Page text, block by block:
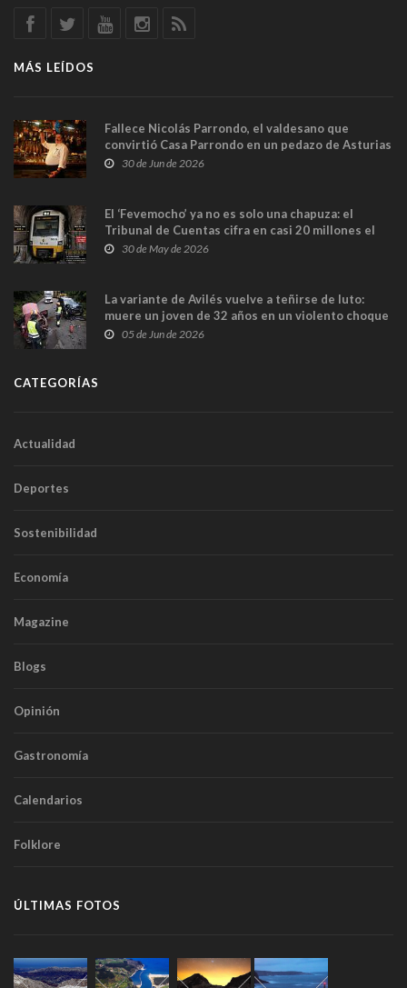
MÁS LEÍDOS
Fallece Nicolás Parrondo, el valdesano que
convirtió Casa Parrondo en un pedazo de Asturias
en Madrid
30 de Jun de 2026
El ‘Fevemocho’ ya no es solo una chapuza: el
Tribunal de Cuentas cifra en casi 20 millones el
sobrecoste de los trenes que no cabían por los
30 de May de 2026
La variante de Avilés vuelve a teñirse de luto:
muere un joven de 32 años en un violento choque
frontal
05 de Jun de 2026
CATEGORÍAS
Actualidad
Deportes
Sostenibilidad
Economía
Magazine
Blogs
Opinión
Gastronomía
Calendarios
Folklore
ÚLTIMAS FOTOS